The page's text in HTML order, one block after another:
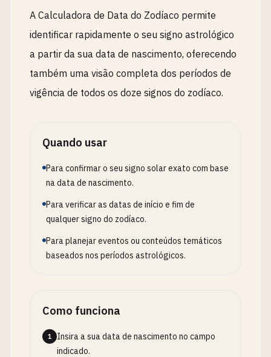
A Calculadora de Data do Zodíaco permite
identificar rapidamente o seu signo astrológico
a partir da sua data de nascimento, oferecendo
também uma visão completa dos períodos de
vigência de todos os doze signos do zodíaco.
Quando usar
Para confirmar o seu signo solar exato com base
na data de nascimento.
Para verificar as datas de início e fim de
qualquer signo do zodíaco.
Para planejar eventos ou conteúdos temáticos
baseados nos períodos astrológicos.
Como funciona
1
Insira a sua data de nascimento no campo
indicado.